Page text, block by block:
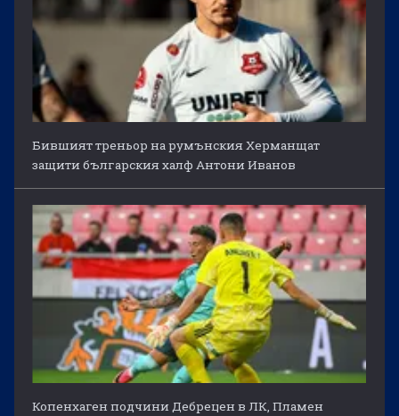
Бившият треньор на румънския Херманщат
защити българския халф Антони Иванов
Копенхаген подчини Дебрецен в ЛК, Пламен